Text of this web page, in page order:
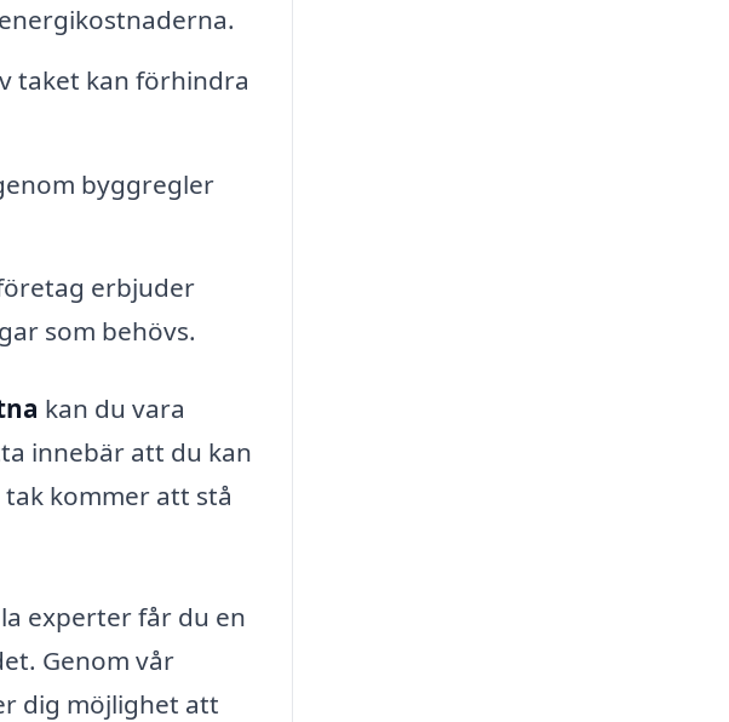
taket kan förhindra
byggregler
erbjuder
som behövs.
kan du vara
innebär att du kan
kommer att stå
experter får du en
Genom vår
dig möjlighet att